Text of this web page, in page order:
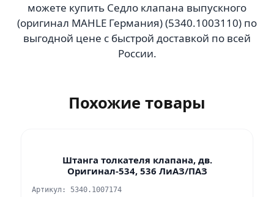
можете купить Седло клапана выпускного
(оригинал MAHLE Германия) (5340.1003110) по
выгодной цене с быстрой доставкой по всей
России.
Похожие товары
Штанга толкателя клапана, дв.
Оригинал-534, 536 ЛиАЗ/ПАЗ
Артикул: 5340.1007174